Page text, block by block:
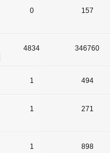
0 157
4834 346760
1 494
1 271
1 898